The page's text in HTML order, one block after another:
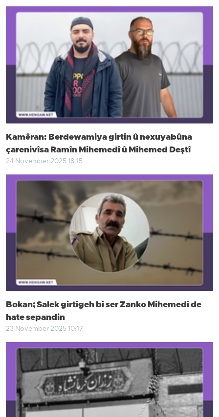
Kamêran: Berdewamiya girtin û nexuyabûna
çarenivîsa Ramîn Mihemedî û Mihemed Deştî
24 November 2025 18:15
Bokan; Salek girtîgeh bi ser Zanko Mihemedî de
hate sepandin
23 November 2025 10:17